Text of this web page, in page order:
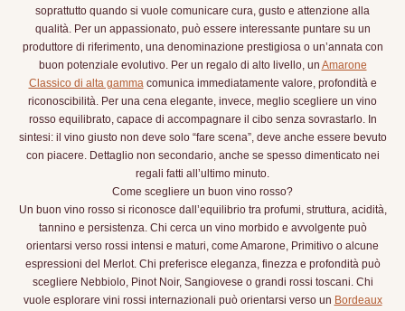
soprattutto quando si vuole comunicare cura, gusto e attenzione alla
qualità. Per un appassionato, può essere interessante puntare su un
produttore di riferimento, una denominazione prestigiosa o un’annata con
buon potenziale evolutivo. Per un regalo di alto livello, un Amarone
Classico di alta gammacomunica immediatamente valore, profondità e
riconoscibilità. Per una cena elegante, invece, meglio scegliere un vino
rosso equilibrato, capace di accompagnare il cibo senza sovrastarlo. In
sintesi: il vino giusto non deve solo “fare scena”, deve anche essere bevuto
con piacere. Dettaglio non secondario, anche se spesso dimenticato nei
regali fatti all’ultimo minuto.
Come scegliere un buon vino rosso?
Un buon vino rosso si riconosce dall’equilibrio tra profumi, struttura, acidità,
tannino e persistenza. Chi cerca un vino morbido e avvolgente può
orientarsi verso rossi intensi e maturi, come Amarone, Primitivo o alcune
espressioni del Merlot. Chi preferisce eleganza, finezza e profondità può
scegliere Nebbiolo, Pinot Noir, Sangiovese o grandi rossi toscani. Chi
vuole esplorare vini rossi internazionali può orientarsi verso un Bordeaux